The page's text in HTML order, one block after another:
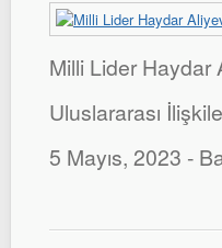
Milli Lider Haydar
Uluslararası
5 Mayıs, 2023 -